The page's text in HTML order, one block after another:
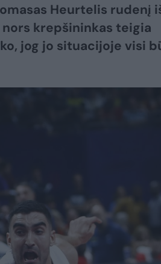
Heurtelis rudenį
krepšininkas teigia
jog jo situacijoje visi